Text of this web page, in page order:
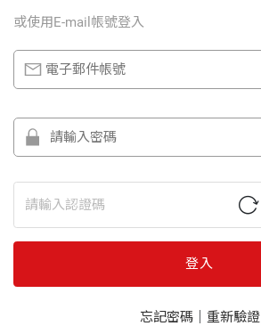
或使⽤E-mail帳號登入
登入
忘記密碼｜ 重新驗證